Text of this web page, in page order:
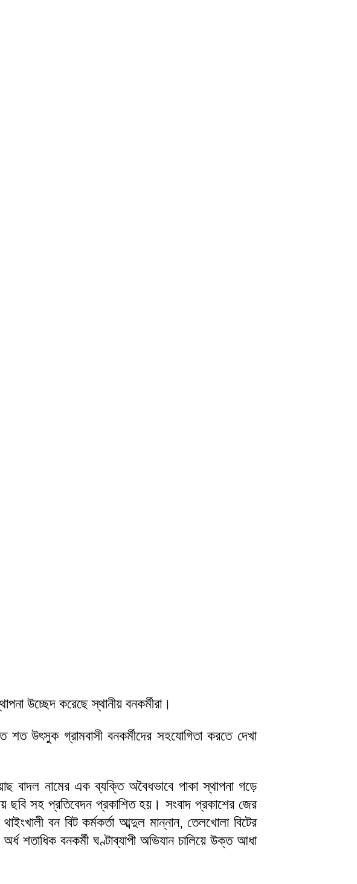
উচ্ছেদ করেছে স্থানীয় বনকর্মীরা।
উৎসুক গ্রামবাসী বনকর্মীদের সহযোগিতা করতে দেখা
বাদল নামের এক ব্যক্তি অবৈধভাবে পাকা স্থাপনা গড়ে
ছবি সহ প্রতিবেদন প্রকাশিত হয়। সংবাদ প্রকাশের জের
বন বিট কর্মকর্তা আব্দুল মান্নান, তেলখোলা বিটের
শতাধিক বনকর্মী ঘণ্টাব্যাপী অভিযান চালিয়ে উক্ত আধা